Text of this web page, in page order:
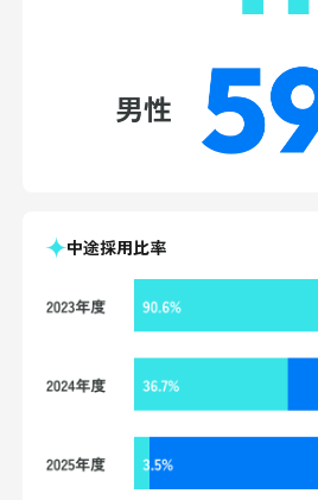
中途採用比率